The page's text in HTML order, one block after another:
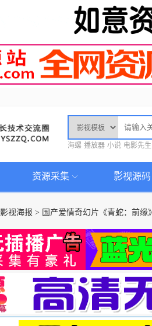
海螺 播放器 小说 电影先生
资源采集 影视源码
影视海报 > 国产爱情奇幻片《青蛇：前缘